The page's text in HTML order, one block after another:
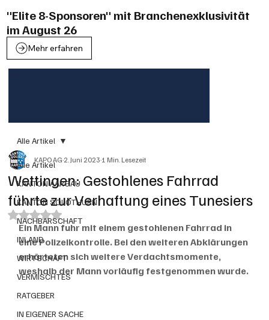
"Elite 8-Sponsoren" mit Branchenexklusivität
im August 26
Mehr erfahren
Alle Artikel
KANTON AARGAU
KANTON SOLOTHURN
NACHBARSCHAFT
INLAND
WIRTSCHAFT
VERMISCHTES
RATGEBER
IN EIGENER SACHE
Alle Artikel
Wettingen: Gestohlenes Fahrrad
führte zur Verhaftung eines Tunesiers
KAPO AG2. Juni 20231 Min. Lesezeit
Mit NaN von 5 Sternen bewertet.
Ein Mann fuhr mit einem gestohlenen Fahrrad in
eine Polizeikontrolle. Bei den weiteren Abklärungen
erhärteten sich weitere Verdachtsmomente,
weshalb der Mann vorläufig festgenommen wurde.